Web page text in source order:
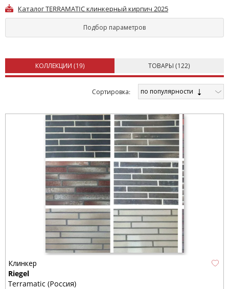
Каталог TERRAMATIC клинкерный кирпич 2025
Подбор параметров
КОЛЛЕКЦИИ (19) ТОВАРЫ (122)
Cортировка: по популярности
Клинкер
Riegel
Terramatic (Россия)